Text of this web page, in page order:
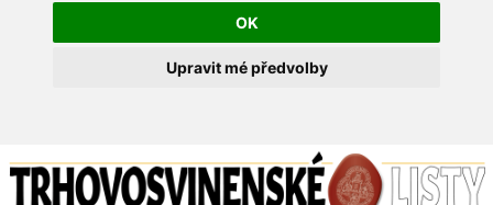
OK
Upravit mé předvolby